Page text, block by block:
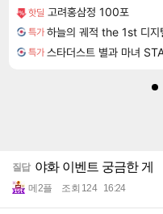
핫딜 고려홍삼정 100포
특가
특가
질답 야화 이벤트 궁금한 게
메2플 조회 124 16:24